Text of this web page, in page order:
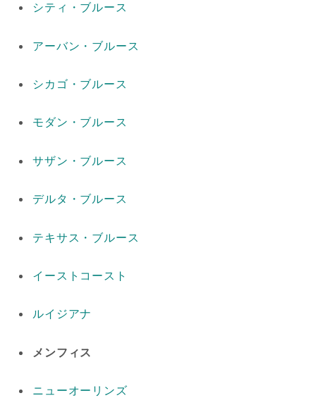
シティ・ブルース
アーバン・ブルース
シカゴ・ブルース
モダン・ブルース
サザン・ブルース
デルタ・ブルース
テキサス・ブルース
イーストコースト
ルイジアナ
メンフィス
ニューオーリンズ